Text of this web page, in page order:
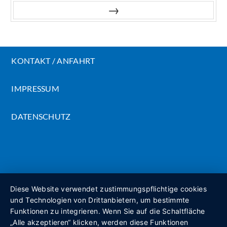
KONTAKT / ANFAHRT
IMPRESSUM
DATENSCHUTZ
Diese Website verwendet zustimmungspflichtige cookies
und Technologien von Drittanbietern, um bestimmte
Funktionen zu integrieren. Wenn Sie auf die Schaltfläche
„Alle akzeptieren“ klicken, werden diese Funktionen